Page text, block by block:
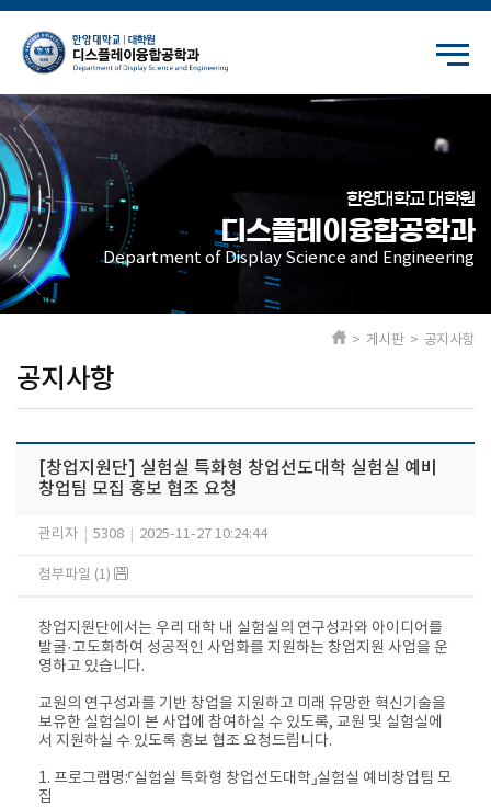
한양대학교 대학원
디스플레이융합공학과
Department of Display Science and Engineering
공지사항
> 게시판 > 공지사항
[창업지원단] 실험실 특화형 창업선도대학 실험실 예비
창업팀 모집 홍보 협조 요청
관리자 5308 2025-11-27 10:24:44
첨부파일 (1)
창업지원단에서는 우리 대학 내 실험실의 연구성과와 아이디어를
발굴·고도화하여 성공적인 사업화를 지원하는 창업지원 사업을 운
영하고 있습니다.
교원의 연구성과를 기반 창업을 지원하고 미래 유망한 혁신기술을
보유한 실험실이 본 사업에 참여하실 수 있도록, 교원 및 실험실에
서 지원하실 수 있도록 홍보 협조 요청드립니다.
1. 프로그램명:「실험실 특화형 창업선도대학」실험실 예비창업팀 모
집